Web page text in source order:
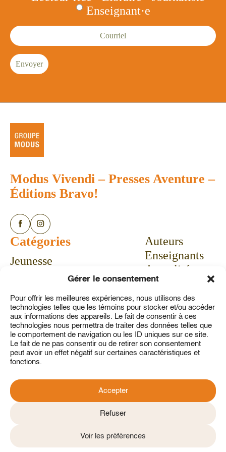
Gérer le consentement
Pour offrir les meilleures expériences, nous utilisons des
technologies telles que les témoins pour stocker et/ou accéder
aux informations des appareils. Le fait de consentir à ces
technologies nous permettra de traiter des données telles que
le comportement de navigation ou les ID uniques sur ce site.
Le fait de ne pas consentir ou de retirer son consentement
peut avoir un effet négatif sur certaines caractéristiques et
fonctions.
Accepter
Refuser
Voir les préférences
Enseignant·e
Courriel
Envoyer
Modus Vivendi – Presses Aventure –
Éditions Bravo!
Catégories
Jeunesse
Bandes dessinées
Vie pratique
Aubaines
Auteurs
Enseignants
Actualités
Calendrier
Communiqués
Concours
À propos
Service à la clientèle
Contact
Politique de confidentialité
Politique de témoins
2026 © Tous droits réservés